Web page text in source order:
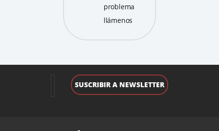
problema
llámenos